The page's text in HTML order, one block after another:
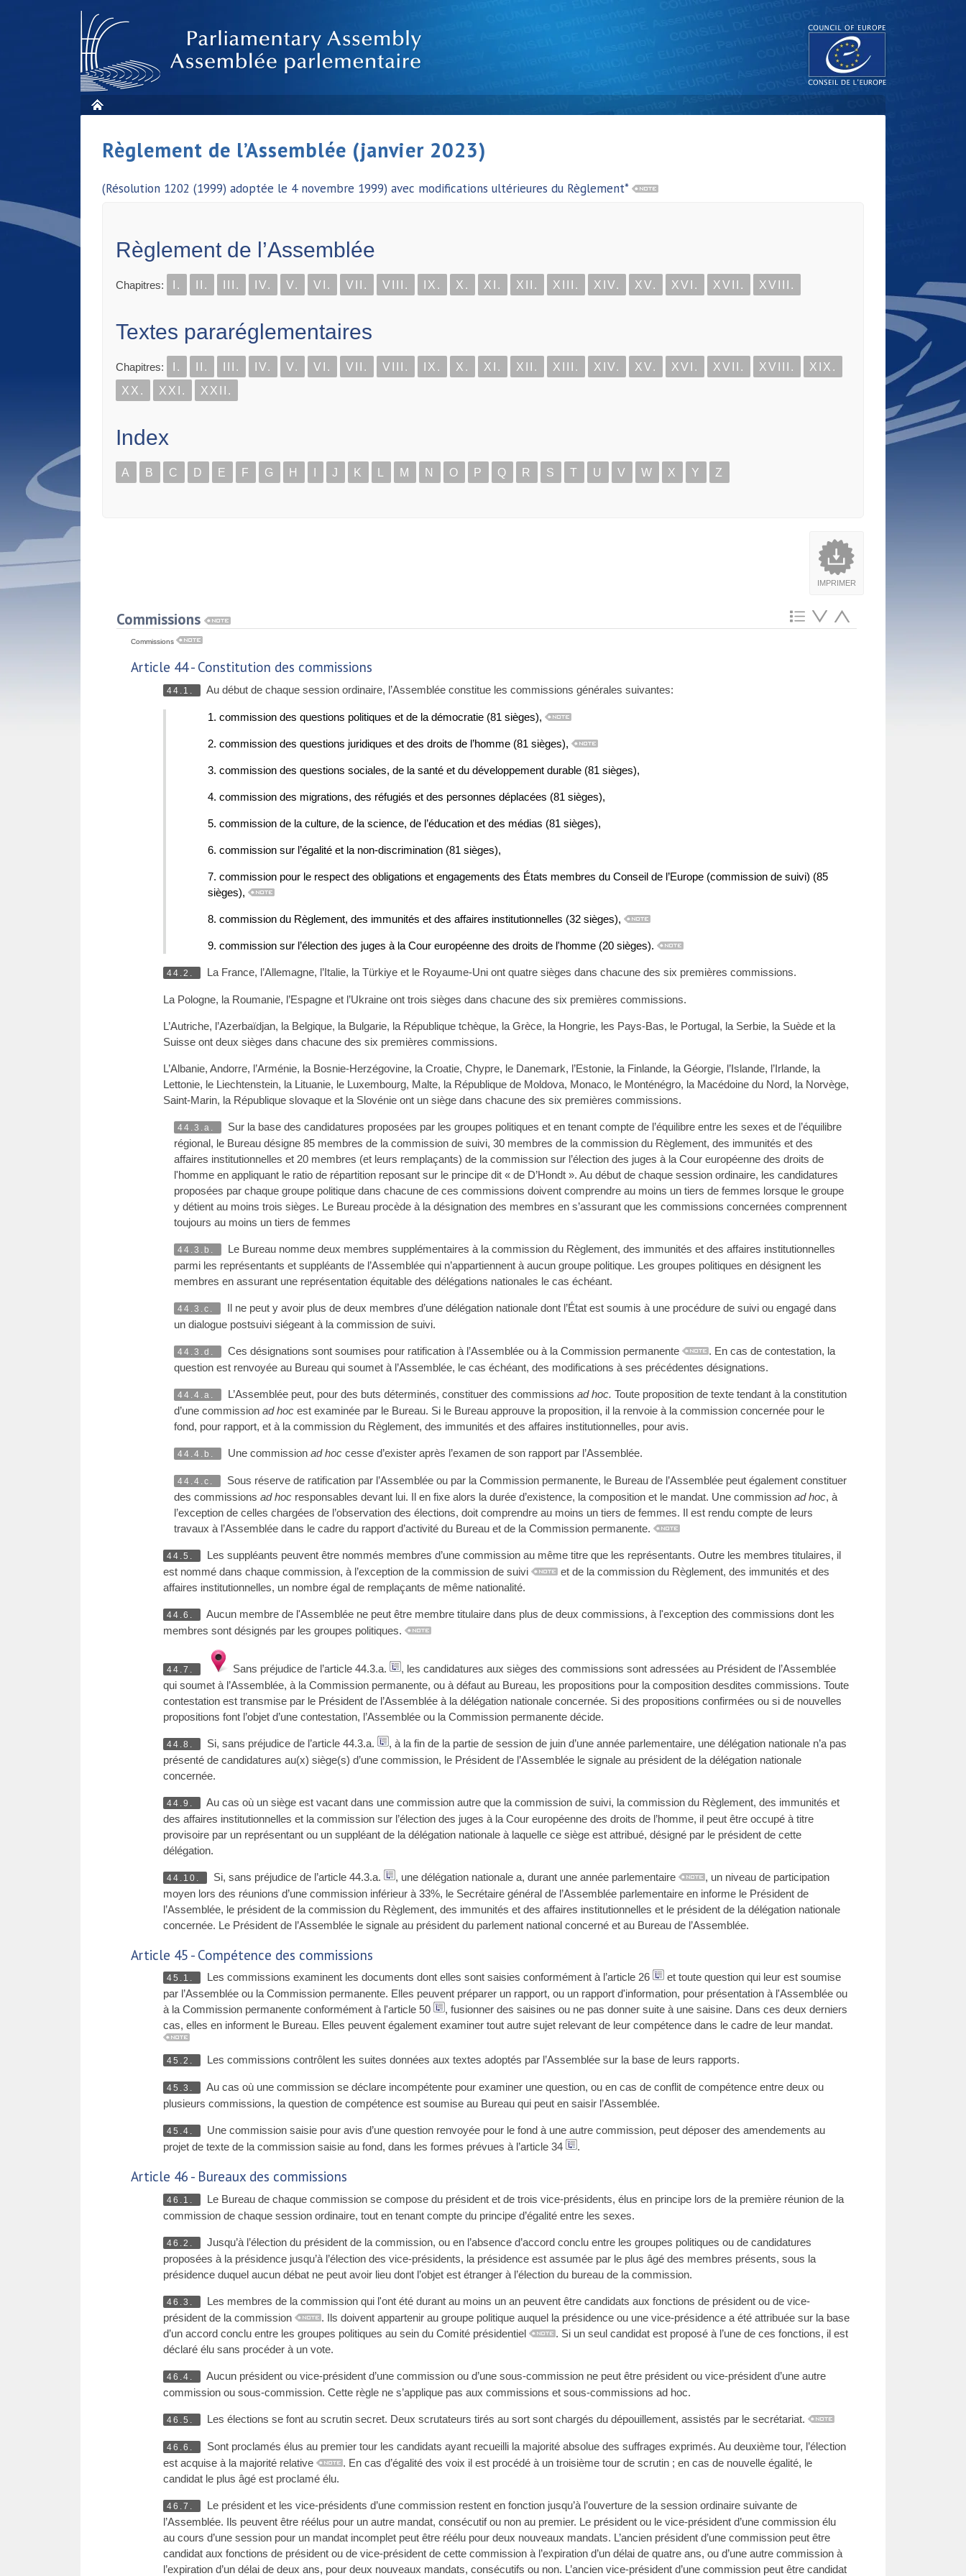
Règlement de l’Assemblée (janvier 2023)
(Résolution 1202 (1999) adoptée le 4 novembre 1999) avec modifications ultérieures du Règlement*
Règlement de l’Assemblée
Chapitres: I. II. III. IV. V. VI. VII. VIII. IX. X. XI. XII. XIII. XIV. XV. XVI. XVII. XVIII.
Textes pararéglementaires
Chapitres: I. II. III. IV. V. VI. VII. VIII. IX. X. XI. XII. XIII. XIV. XV. XVI. XVII. XVIII.
XIX.
XX.
XXI. XXII.
Index
A B C D E F G H J K M N O P Q R S T U V W X Y Z
IMPRIMER
Commissions
Commissions
Article 44 - Constitution des commissions
44.1. Au début de chaque session ordinaire, l’Assemblée constitue les commissions générales suivantes:
1. commission des questions politiques et de la démocratie (81 sièges),
2. commission des questions juridiques et des droits de l’homme (81 sièges),
3. commission des questions sociales, de la santé et du développement durable (81 sièges),
4. commission des migrations, des réfugiés et des personnes déplacées (81 sièges),
5. commission de la culture, de la science, de l’éducation et des médias (81 sièges),
6. commission sur l’égalité et la non-discrimination (81 sièges),
7. commission pour le respect des obligations et engagements des États membres du Conseil de l’Europe (commission de suivi) (85
sièges),
8. commission du Règlement, des immunités et des affaires institutionnelles (32 sièges),
9. commission sur l’élection des juges à la Cour européenne des droits de l'homme (20 sièges).
44.2. La France, l’Allemagne, l’Italie, la Türkiye et le Royaume-Uni ont quatre sièges dans chacune des six premières commissions.
La Pologne, la Roumanie, l’Espagne et l’Ukraine ont trois sièges dans chacune des six premières commissions.
L’Autriche, l’Azerbaïdjan, la Belgique, la Bulgarie, la République tchèque, la Grèce, la Hongrie, les Pays-Bas, le Portugal, la Serbie, la Suède et la
Suisse ont deux sièges dans chacune des six premières commissions.
L’Albanie, Andorre, l’Arménie, la Bosnie-Herzégovine, la Croatie, Chypre, le Danemark, l’Estonie, la Finlande, la Géorgie, l’Islande, l’Irlande, la
Lettonie, le Liechtenstein, la Lituanie, le Luxembourg, Malte, la République de Moldova, Monaco, le Monténégro, la Macédoine du Nord, la Norvège,
Saint-Marin, la République slovaque et la Slovénie ont un siège dans chacune des six premières commissions.
44.3.a.
Sur la base des candidatures proposées par les groupes politiques et en tenant compte de l’équilibre entre les sexes et de l’équilibre
régional, le Bureau désigne 85 membres de la commission de suivi, 30 membres de la commission du Règlement, des immunités et des
affaires institutionnelles et 20 membres (et leurs remplaçants) de la commission sur l’élection des juges à la Cour européenne des droits de
l'homme en appliquant le ratio de répartition reposant sur le principe dit « de D’Hondt ». Au début de chaque session ordinaire, les candidatures
proposées par chaque groupe politique dans chacune de ces commissions doivent comprendre au moins un tiers de femmes lorsque le groupe
y détient au moins trois sièges. Le Bureau procède à la désignation des membres en s’assurant que les commissions concernées comprennent
toujours au moins un tiers de femmes
44.3.b.
Le Bureau nomme deux membres supplémentaires à la commission du Règlement, des immunités et des affaires institutionnelles
parmi les représentants et suppléants de l’Assemblée qui n’appartiennent à aucun groupe politique. Les groupes politiques en désignent les
membres en assurant une représentation équitable des délégations nationales le cas échéant.
44.3.c.
Il ne peut y avoir plus de deux membres d’une délégation nationale dont l’État est soumis à une procédure de suivi ou engagé dans
un dialogue postsuivi siégeant à la commission de suivi.
44.3.d. Ces désignations sont soumises pour ratification à l’Assemblée ou à la Commission permanente
. En cas de contestation, la
question est renvoyée au Bureau qui soumet à l’Assemblée, le cas échéant, des modifications à ses précédentes désignations.
44.4.a. L’Assemblée peut, pour des buts déterminés, constituer des commissions ad hoc. Toute proposition de texte tendant à la constitution
d’une commission ad hoc est examinée par le Bureau. Si le Bureau approuve la proposition, il la renvoie à la commission concernée pour le
fond, pour rapport, et à la commission du Règlement, des immunités et des affaires institutionnelles, pour avis.
44.4.b. Une commission ad hoc cesse d’exister après l’examen de son rapport par l’Assemblée.
44.4.c.
Sous réserve de ratification par l’Assemblée ou par la Commission permanente, le Bureau de l’Assemblée peut également constituer
des commissions ad hoc responsables devant lui. Il en fixe alors la durée d’existence, la composition et le mandat. Une commission ad hoc, à
l’exception de celles chargées de l’observation des élections, doit comprendre au moins un tiers de femmes. Il est rendu compte de leurs
travaux à l’Assemblée dans le cadre du rapport d’activité du Bureau et de la Commission permanente.
44.5.
Les suppléants peuvent être nommés membres d’une commission au même titre que les représentants. Outre les membres titulaires, il
est nommé dans chaque commission, à l’exception de la commission de suivi
et de la commission du Règlement, des immunités et des
affaires institutionnelles, un nombre égal de remplaçants de même nationalité.
44.6.
Aucun membre de l'Assemblée ne peut être membre titulaire dans plus de deux commissions, à l'exception des commissions dont les
membres sont désignés par les groupes politiques.
44.7. Sans préjudice de l’article 44.3.a.
, les candidatures aux sièges des commissions sont adressées au Président de l’Assemblée
qui soumet à l’Assemblée, à la Commission permanente, ou à défaut au Bureau, les propositions pour la composition desdites commissions. Toute
contestation est transmise par le Président de l’Assemblée à la délégation nationale concernée. Si des propositions confirmées ou si de nouvelles
propositions font l’objet d’une contestation, l’Assemblée ou la Commission permanente décide.
44.8. Si, sans préjudice de l’article 44.3.a.
, à la fin de la partie de session de juin d’une année parlementaire, une délégation nationale n’a pas
présenté de candidatures au(x) siège(s) d’une commission, le Président de l’Assemblée le signale au président de la délégation nationale
concernée.
44.9.
Au cas où un siège est vacant dans une commission autre que la commission de suivi, la commission du Règlement, des immunités et
des affaires institutionnelles et la commission sur l’élection des juges à la Cour européenne des droits de l’homme, il peut être occupé à titre
provisoire par un représentant ou un suppléant de la délégation nationale à laquelle ce siège est attribué, désigné par le président de cette
délégation.
44.10. Si, sans préjudice de l’article 44.3.a. , une délégation nationale a, durant une année parlementaire
, un niveau de participation
moyen lors des réunions d’une commission inférieur à 33%, le Secrétaire général de l’Assemblée parlementaire en informe le Président de
l’Assemblée, le président de la commission du Règlement, des immunités et des affaires institutionnelles et le président de la délégation nationale
concernée. Le Président de l’Assemblée le signale au président du parlement national concerné et au Bureau de l’Assemblée.
Article 45 - Compétence des commissions
45.1. Les commissions examinent les documents dont elles sont saisies conformément à l’article 26
et toute question qui leur est soumise
par l’Assemblée ou la Commission permanente. Elles peuvent préparer un rapport, ou un rapport d'information, pour présentation à l'Assemblée ou
à la Commission permanente conformément à l'article 50
, fusionner des saisines ou ne pas donner suite à une saisine. Dans ces deux derniers
cas, elles en informent le Bureau. Elles peuvent également examiner tout autre sujet relevant de leur compétence dans le cadre de leur mandat.
45.2. Les commissions contrôlent les suites données aux textes adoptés par l’Assemblée sur la base de leurs rapports.
45.3.
Au cas où une commission se déclare incompétente pour examiner une question, ou en cas de conflit de compétence entre deux ou
plusieurs commissions, la question de compétence est soumise au Bureau qui peut en saisir l’Assemblée.
45.4.
Une commission saisie pour avis d’une question renvoyée pour le fond à une autre commission, peut déposer des amendements au
projet de texte de la commission saisie au fond, dans les formes prévues à l’article 34
.
Article 46 - Bureaux des commissions
46.1.
Le Bureau de chaque commission se compose du président et de trois vice-présidents, élus en principe lors de la première réunion de la
commission de chaque session ordinaire, tout en tenant compte du principe d’égalité entre les sexes.
46.2.
Jusqu’à l’élection du président de la commission, ou en l’absence d’accord conclu entre les groupes politiques ou de candidatures
proposées à la présidence jusqu’à l’élection des vice-présidents, la présidence est assumée par le plus âgé des membres présents, sous la
présidence duquel aucun débat ne peut avoir lieu dont l’objet est étranger à l’élection du bureau de la commission.
46.3.
Les membres de la commission qui l'ont été durant au moins un an peuvent être candidats aux fonctions de président ou de vice-
président de la commission
. Ils doivent appartenir au groupe politique auquel la présidence ou une vice-présidence a été attribuée sur la base
d’un accord conclu entre les groupes politiques au sein du Comité présidentiel
. Si un seul candidat est proposé à l’une de ces fonctions, il est
déclaré élu sans procéder à un vote.
46.4.
Aucun président ou vice-président d’une commission ou d’une sous-commission ne peut être président ou vice-président d’une autre
commission ou sous-commission. Cette règle ne s’applique pas aux commissions et sous-commissions ad hoc.
46.5. Les élections se font au scrutin secret. Deux scrutateurs tirés au sort sont chargés du dépouillement, assistés par le secrétariat.
46.6.
Sont proclamés élus au premier tour les candidats ayant recueilli la majorité absolue des suffrages exprimés. Au deuxième tour, l’élection
est acquise à la majorité relative
. En cas d’égalité des voix il est procédé à un troisième tour de scrutin ; en cas de nouvelle égalité, le
candidat le plus âgé est proclamé élu.
46.7.
Le président et les vice-présidents d’une commission restent en fonction jusqu’à l’ouverture de la session ordinaire suivante de
l’Assemblée. Ils peuvent être réélus pour un autre mandat, consécutif ou non au premier. Le président ou le vice-président d’une commission élu
au cours d’une session pour un mandat incomplet peut être réélu pour deux nouveaux mandats. L’ancien président d’une commission peut être
candidat aux fonctions de président ou de vice-président de cette commission à l’expiration d’un délai de quatre ans, ou d’une autre commission à
l’expiration d’un délai de deux ans, pour deux nouveaux mandats, consécutifs ou non. L’ancien vice-président d’une commission peut être candidat